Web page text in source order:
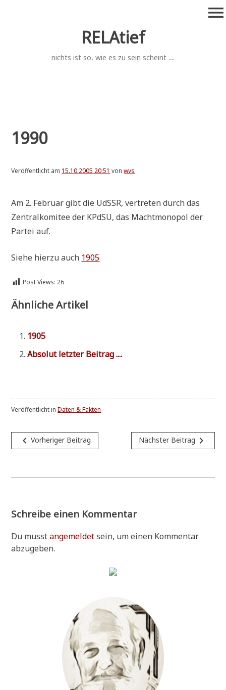
RELAtief
nichts ist so, wie es zu sein scheint ....
menu
1990
Veröffentlicht am 15.10.2005 20:51 vonwvs
Am 2. Febru­ar gibt die UdSSR, ver­tre­ten durch das
Zen­tral­ko­mi­tee der KPdSU, das Macht­mo­no­pol der
Par­tei auf.
Sie­he hier­zu auch 1905
Post Views: 26
Ähnliche Artikel
1905
Abso­lut letz­ter Beitrag ....
Veröffentlicht inDaten & Fakten
Beitragsnavigation
navigate_beforeVorheriger Beitrag Nächster Beitrag navigate_next
Schreibe einen Kommentar
Du musstangemeldetsein, um einen Kommentar
abzugeben.